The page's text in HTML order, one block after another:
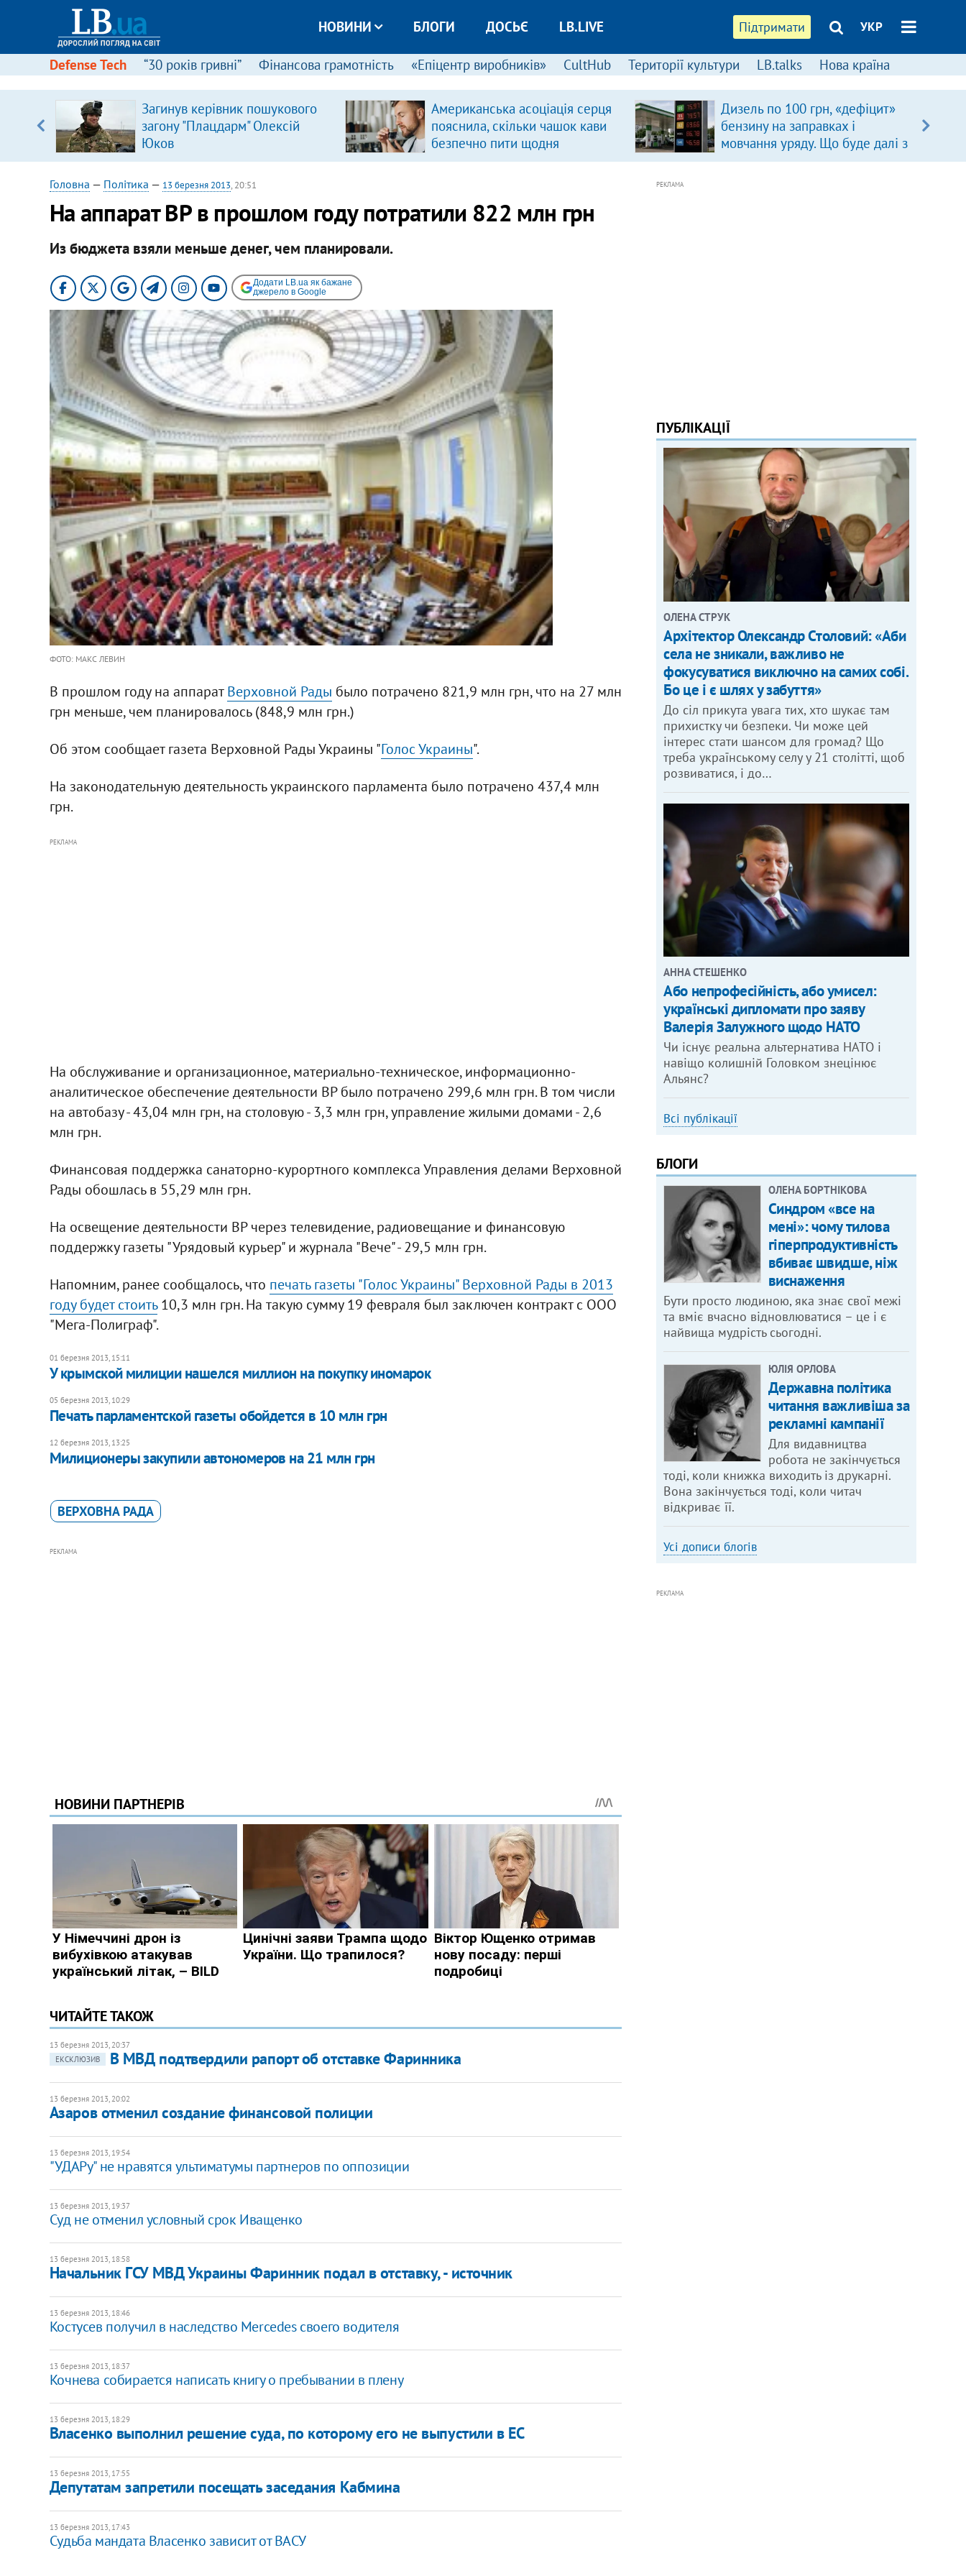
Підтримати УКР
НОВИНИ БЛОГИ ДОСЬЄ LB.LIVE
Defense Tech “30 років гривні” Фінансова грамотність «Епіцентр виробників» CultHub Території культури LB.talks Нова країна
Загинув керівник пошукового
загону "Плацдарм" Олексій
Юков
Американська асоціація серця
пояснила, скільки чашок кави
безпечно пити щодня
Дизель по 100 грн, «дефіцит»
бензину на заправках і
мовчання уряду. Що буде далі з
цінами на пальне?
Головна — Політика — 13 березня 2013, 20:51
На аппарат ВР в прошлом году потратили 822 млн грн
Из бюджета взяли меньше денег, чем планировали.
Додати LB.ua як бажане
джерело в Google
ФОТО: МАКС ЛЕВИН
В прошлом году на аппаратВерховной Рады было потрачено 821,9 млн грн, что на 27 млн
грн меньше, чем планировалось (848,9 млн грн.)
Об этом сообщает газета Верховной Рады Украины "Голос Украины".
На законодательную деятельность украинского парламента было потрачено 437,4 млн
грн.
РЕКЛАМА
На обслуживание и организационное, материально-техническое, информационно-
аналитическое обеспечение деятельности ВР было потрачено 299,6 млн грн. В том числи
на автобазу - 43,04 млн грн, на столовую - 3,3 млн грн, управление жилыми домами - 2,6
млн грн.
Финансовая поддержка санаторно-курортного комплекса Управления делами Верховной
Рады обошлась в 55,29 млн грн.
На освещение деятельности ВР через телевидение, радиовещание и финансовую
поддержку газеты "Урядовый курьер" и журнала "Вече" - 29,5 млн грн.
Напомним, ранее сообщалось, что печать газеты "Голос Украины" Верховной Рады в 2013
году будет стоить10,3 млн грн. На такую сумму 19 февраля был заключен контракт с ООО
"Мега-Полиграф".
01 березня 2013, 15:11
У крымской милиции нашелся миллион на покупку иномарок
05 березня 2013, 10:29
Печать парламентской газеты обойдется в 10 млн грн
12 березня 2013, 13:25
Милиционеры закупили автономеров на 21 млн грн
ВЕРХОВНА РАДА
РЕКЛАМА
ЧИТАЙТЕ ТАКОЖ
13 березня 2013, 20:37
ЕКСКЛЮЗИВ
​В МВД подтвердили рапорт об отставке Фаринника
13 березня 2013, 20:02
Азаров отменил создание финансовой полиции
13 березня 2013, 19:54
"УДАРу" не нравятся ультиматумы партнеров по оппозиции
13 березня 2013, 19:37
Суд не отменил условный срок Иващенко
13 березня 2013, 18:58
Начальник ГСУ МВД Украины Фаринник подал в отставку, - источник
13 березня 2013, 18:46
Костусев получил в наследство Mercedes своего водителя
13 березня 2013, 18:37
Кочнева собирается написать книгу о пребывании в плену
13 березня 2013, 18:29
Власенко выполнил решение суда, по которому его не выпустили в ЕС
13 березня 2013, 17:55
Депутатам запретили посещать заседания Кабмина
13 березня 2013, 17:43
Судьба мандата Власенко зависит от ВАСУ
РЕКЛАМА
ПУБЛІКАЦІЇ
ОЛЕНА СТРУК
Архітектор Олександр Столовий: «Аби
села не зникали, важливо не
фокусуватися виключно на самих собі.
Бо це і є шлях у забуття»
До сіл прикута увага тих, хто шукає там
прихистку чи безпеки. Чи може цей
інтерес стати шансом для громад? Що
треба українському селу у 21 столітті, щоб
розвиватися, і до…
АННА СТЕШЕНКО
Або непрофесійність, або умисел:
українські дипломати про заяву
Валерія Залужного щодо НАТО
Чи існує реальна альтернатива НАТО і
навіщо колишній Головком знецінює
Альянс?
Всі публікації
БЛОГИ
ОЛЕНА БОРТНІКОВА
Синдром «все на
мені»: чому тилова
гіперпродуктивність
вбиває швидше, ніж
виснаження
Бути просто людиною, яка знає свої межі
та вміє вчасно відновлюватися – це і є
найвища мудрість сьогодні.
ЮЛІЯ ОРЛОВА
Державна політика
читання важливіша за
рекламні кампанії
Для видавництва
робота не закінчується
тоді, коли книжка виходить із друкарні.
Вона закінчується тоді, коли читач
відкриває її.
Усі дописи блогів
РЕКЛАМА